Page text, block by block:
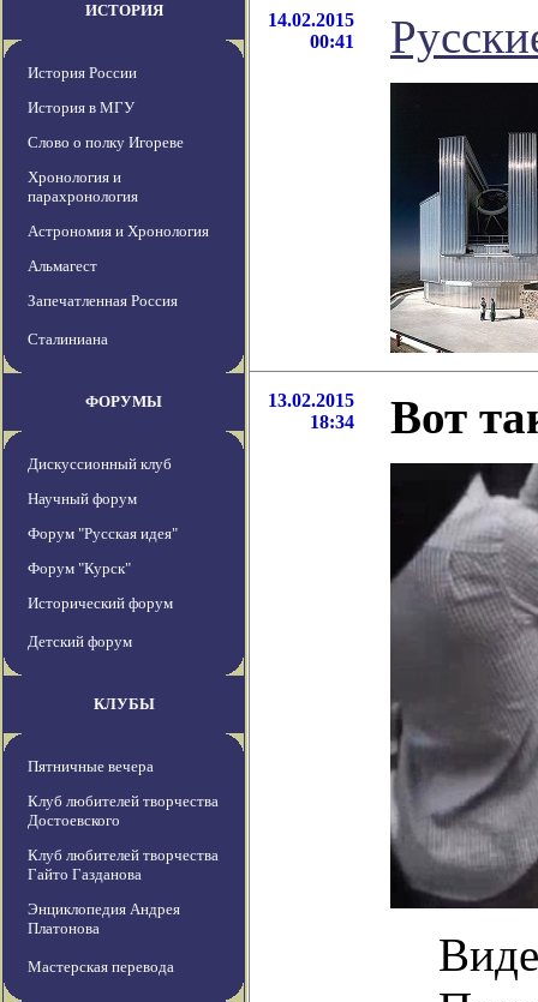
ИСТОРИЯ
История России
История в МГУ
Слово о полку Игореве
Хронология и
парахронология
Астрономия и Хронология
Альмагест
Запечатленная Россия
Сталиниана
ФОРУМЫ
Дискуссионный клуб
Научный форум
Форум "Русская идея"
Форум "Курск"
Исторический форум
Детский форум
КЛУБЫ
Пятничные вечера
Клуб любителей творчества
Достоевского
Клуб любителей творчества
Гайто Газданова
Энциклопедия Андрея
Платонова
Мастерская перевода
14.02.2015
00:41
13.02.2015
18:34
Вот